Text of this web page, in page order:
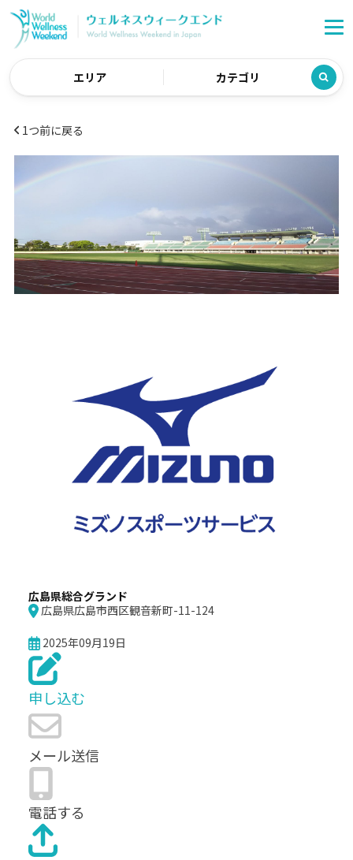
エリア カテゴリ
1つ前に戻る
広島県総合グランド
広島県広島市西区観音新町-11-124
2025年09月19日
申し込む
メール送信
電話する